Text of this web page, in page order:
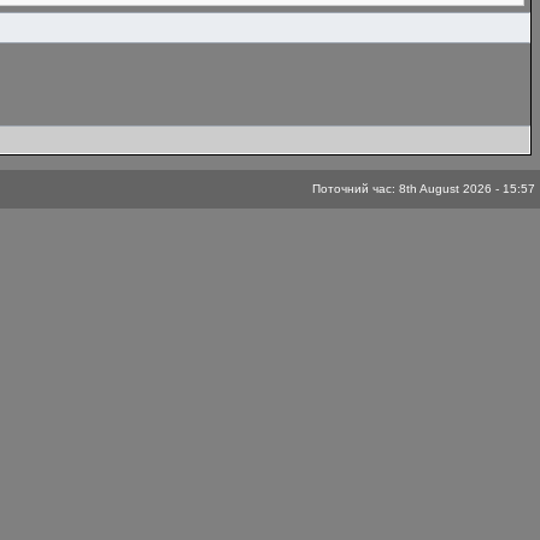
Поточний час: 8th August 2026 - 15:57